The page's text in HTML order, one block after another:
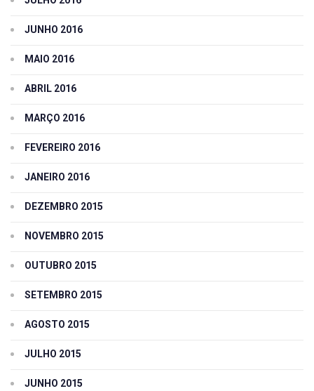
JUNHO 2016
MAIO 2016
ABRIL 2016
MARÇO 2016
FEVEREIRO 2016
JANEIRO 2016
DEZEMBRO 2015
NOVEMBRO 2015
OUTUBRO 2015
SETEMBRO 2015
AGOSTO 2015
JULHO 2015
JUNHO 2015